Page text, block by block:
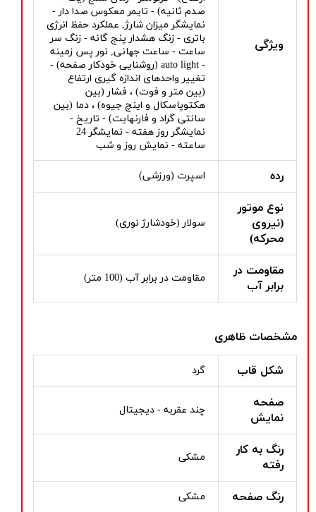
ویژگی
صدم ثانیه) - تایمر معکوس صدا دار -
نمایشگر میزان شارژ, عملکرد حفظ انرژی
باتری - زنگ هشدار پنج گانه - زنگ سر
ساعت - ساعت جهانی, نور پس زمینه
- auto light (روشنایی خودکار صفحه) -
تغییر واحدهای اندازه گیری ارتفاع
(بین متر و فوت) ، فشار (بین
هکتوپاسکال و اینچ جیوه) ، دما (بین
سانتی گراد و فارنهایت) - تاریخ -
نمایشگر روز هفته - نمایشگر 24
ساعته - نمایش روز و شب
رده اسپرت (ورزشی)
نوع موتور
(نیروی
محرکه)
سولار (خودشارژ نوری)
مقاومت در
برابر آب
مقاومت در برابر آب (100 متر)
مشخصات ظاهری
شکل قاب گرد
صفحه
نمایش
چند عقربه - دیجیتال
رنگ به کار
رفته
مشکی
رنگ صفحه مشکی